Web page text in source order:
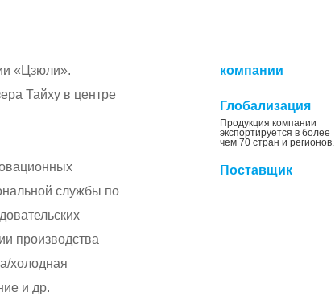
«Цзюли».
Тайху в центре
службы по
производства
холодная
и др.
компании
Глобализация
Продукция компании
экспортируется в более
чем 70 стран и регионов.
Поставщик